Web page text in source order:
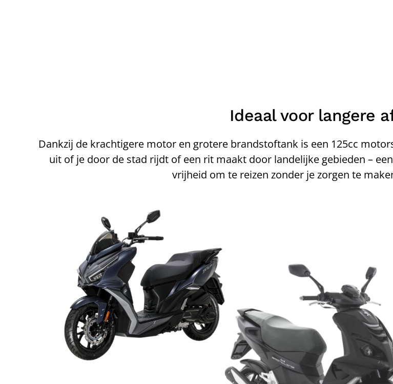
Ideaal voor langere
Dankzij de krachtigere motor en grotere brandstoftank is een 125cc
uit of je door de stad rijdt of een rit maakt door landelijke gebieden –
vrijheid om te reizen zonder je zorgen te